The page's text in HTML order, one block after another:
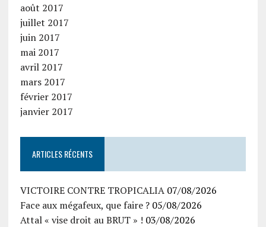
août 2017
juillet 2017
juin 2017
mai 2017
avril 2017
mars 2017
février 2017
janvier 2017
ARTICLES RÉCENTS
VICTOIRE CONTRE TROPICALIA 07/08/2026
Face aux mégafeux, que faire ? 05/08/2026
Attal « vise droit au BRUT » ! 03/08/2026